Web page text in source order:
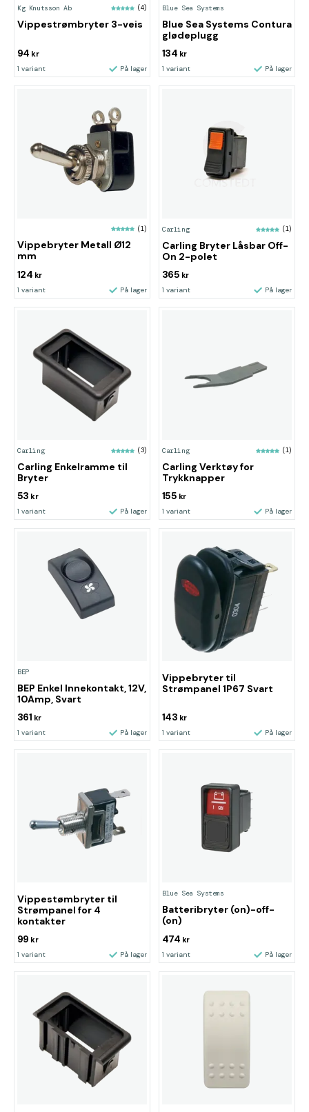
Kg Knutsson Ab (4)
Vippestrømbryter 3-veis
94 kr
1 variant På lager
Blue Sea Systems
Blue Sea Systems Contura
glødeplugg
134 kr
1 variant På lager
(1)
Vippebryter Metall Ø12
mm
124 kr
1 variant På lager
Carling (1)
Carling Bryter Låsbar Off-
On 2-polet
365 kr
1 variant På lager
Carling (3)
Carling Enkelramme til
Bryter
53 kr
1 variant På lager
Carling (1)
Carling Verktøy for
Trykknapper
155 kr
1 variant På lager
BEP
BEP Enkel Innekontakt, 12V,
10Amp, Svart
361 kr
1 variant På lager
Vippebryter til
Strømpanel 1P67 Svart
143 kr
1 variant På lager
Vippestømbryter til
Strømpanel for 4
kontakter
99 kr
1 variant På lager
Blue Sea Systems
Batteribryter (on)-off-
(on)
474 kr
1 variant På lager